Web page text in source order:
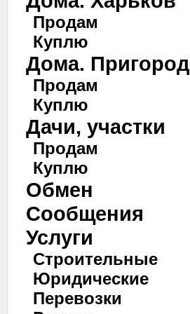
Продам
Куплю
Дома. Пригород
Продам
Куплю
Дачи, участки
Продам
Куплю
Обмен
Сообщения
Услуги
Строительные
Юридические
Перевозки